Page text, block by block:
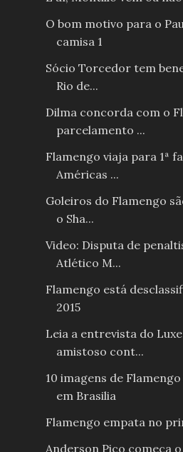
O bom motivo para o
camisa 1
Sócio Torcedor tem
Rio de...
Dilma concorda com o
parcelamento ...
Flamengo viaja para 1ª
Américas ...
Goleiros do Flamengo
o Sha...
Video: Disputa de
Atlético M...
Flamengo está
2015
Leia a entrevista do
amistoso cont...
10 imagens de
em Brasilia
Flamengo empata no
Anderson Pico começa